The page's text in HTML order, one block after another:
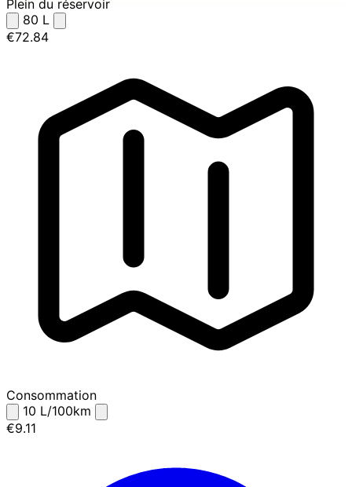
Plein du réservoir
80 L
€72.84
Consommation
10 L/100km
€9.11